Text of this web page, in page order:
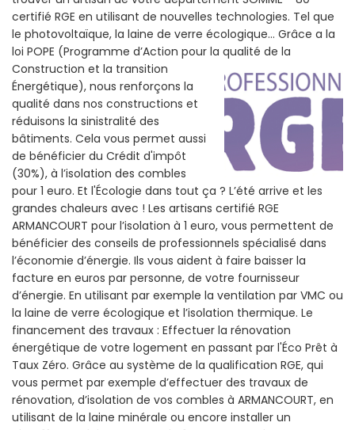
certifié RGE en utilisant de nouvelles technologies. Tel que
le photovoltaïque, la laine de verre écologique... Grâce a la
loi POPE (Programme d’Action pour la qualité de la
Construction et la transition
Énergétique), nous renforçons la
qualité dans nos constructions et
réduisons la sinistralité des
bâtiments. Cela vous permet aussi
de bénéficier du Crédit d'impôt
(30%), à l’isolation des combles
pour 1 euro. Et l'Écologie dans tout ça ? L’été arrive et les
grandes chaleurs avec ! Les artisans certifié RGE
ARMANCOURT pour l’isolation à 1 euro, vous permettent de
bénéficier des conseils de professionnels spécialisé dans
l’économie d’énergie. Ils vous aident à faire baisser la
facture en euros par personne, de votre fournisseur
d’énergie. En utilisant par exemple la ventilation par VMC ou
la laine de verre écologique et l’isolation thermique. Le
financement des travaux : Effectuer la rénovation
énergétique de votre logement en passant par l'Éco Prêt à
Taux Zéro. Grâce au système de la qualification RGE, qui
vous permet par exemple d’effectuer des travaux de
rénovation, d’isolation de vos combles à ARMANCOURT, en
utilisant de la laine minérale ou encore installer un